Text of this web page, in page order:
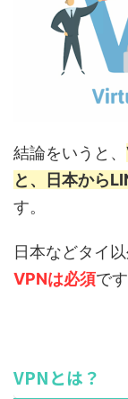
結論をいうと、
と、日本から
す。
日本などタイ
VPNは必須です
VPNとは？